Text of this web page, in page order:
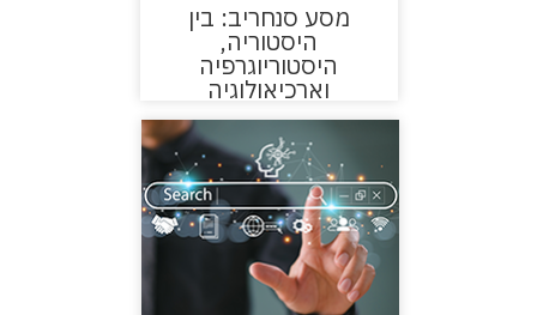
מסע סנחריב: בין
היסטוריה,
היסטוריוגרפיה
וארכיאולוגיה